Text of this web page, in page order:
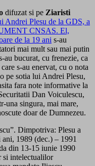
difuzat si pe Ziaristi
Andrei Plesu de la GDS, a
CNSAS. El,
de la 19 ani s-au
mai mult sau mai putin
au bucurat, cu frenezie, ca
s-au enervat, cu o nota
pe sotia lui Andrei Plesu,
fara note informative la
Dan Voiculescu,
una singura, mai mare,
doar de Dumnezeu.
Dimpotriva: Plesu a
1989 (dec.) – 1991
din 13-15 iunie 1990
si intelectualilor